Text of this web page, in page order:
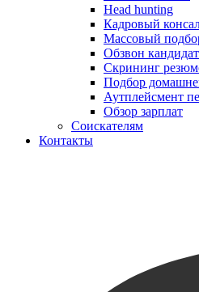
Head hunting
Кадровый
Массовый
Обзвон
Скрининг
Подбор
Аутплейсмент
Обзор зарплат
Соискателям
Контакты